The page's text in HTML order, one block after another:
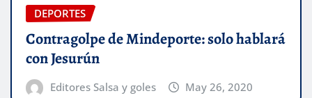
DEPORTES
Contragolpe de Mindeporte: solo hablará
con Jesurún
Editores Salsa y goles May 26, 2020